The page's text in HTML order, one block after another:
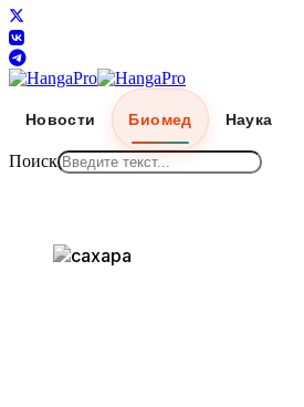
Новости Биомед Наука
Поиск